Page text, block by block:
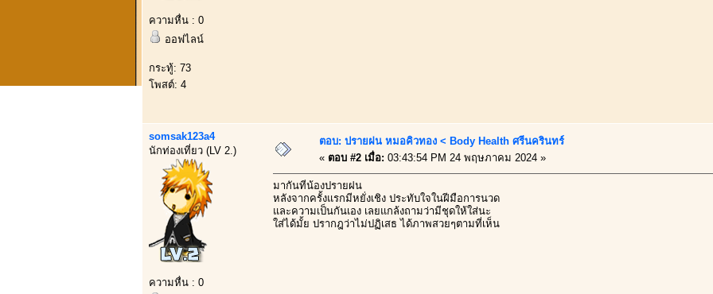
ความหื่น : 0
ออฟไลน์
กระทู้: 73
โพสต์: 4
somsak123a4
นักท่องเที่ยว (LV 2.)
ความหื่น : 0
ตอบ: ปรายฝน หมอคิวทอง < Body Health ศรีนครินทร์
« ตอบ #2 เมื่อ: 03:43:54 PM 24 พฤษภาคม 2024 »
มากันที่น้องปรายฝน
หลังจากครั้งแรกมีหยั่งเชิง ประทับใจในฝีมือการนวด
และความเป็นกันเอง เลยแกล้งถามว่ามีชุดให้ใส่นะ
ใส่ได้มั้ย ปรากฎว่าไม่ปฏิเสธ ได้ภาพสวยๆตามที่เห็น